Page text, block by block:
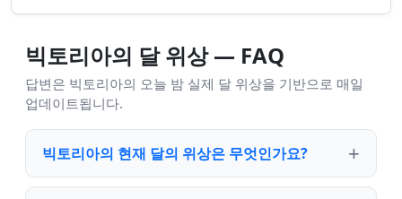
빅토리아의 달 위상 — FAQ
답변은 빅토리아의 오늘 밤 실제 달 위상을 기반으로 매일
업데이트됩니다.
빅토리아의 현재 달의 위상은 무엇인가요?